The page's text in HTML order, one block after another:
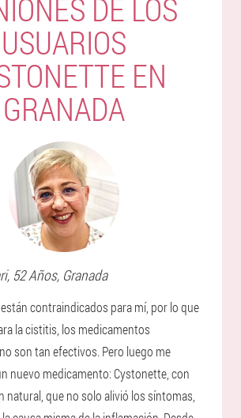
DE LOS
USUARIOS
EN
GRANADA
, 52 Años, Granada
contraindicados para mí, por lo que
la cistitis, los medicamentos
son tan efectivos. Pero luego me
nuevo medicamento: Cystonette, con
natural, que no solo alivió los síntomas,